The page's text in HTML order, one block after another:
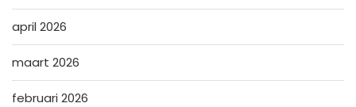
april 2026
maart 2026
februari 2026